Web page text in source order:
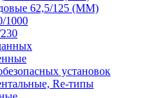
62,5/125 (ММ)
1000
установок
Re-типы